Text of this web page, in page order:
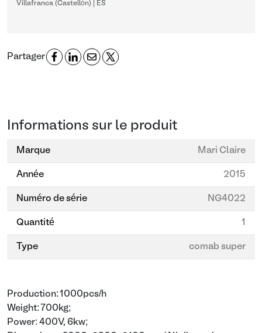
Villafranca (Castellón) | ES
Partager
Informations sur le produit
Marque Mari Claire
Année 2015
Numéro de série NG4022
Quantité 1
Type comab super
Production: 1000pcs/h
Weight: 700kg;
Power: 400V, 6kw;